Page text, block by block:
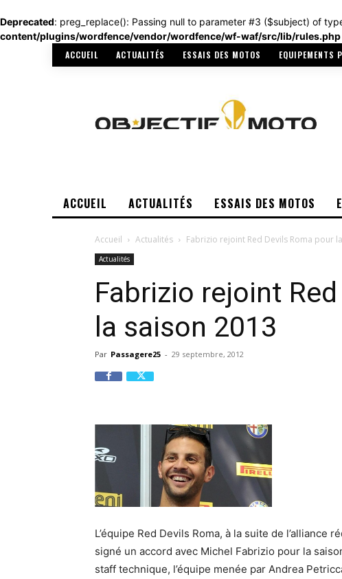
Deprecated: preg_replace(): Passing null to parameter #3 ($subject) of
content/plugins/wordfence/vendor/wordfence/wf-waf/src/lib/rules.php
ACCUEIL
ACTUALITÉS ESSAIS DES MOTOS EQUIPEMENTS
ACCUEIL ACTUALITÉS ESSAIS DES MOTOS
Accueil Actualités Fabrizio rejoint Red Devils Roma pour
Actualités
Fabrizio rejoint
la saison 2013
Par Passagere25 - 29 septembre, 2012
L’équipe Red Devils Roma, à la suite de
signé un accord avec Michel Fabrizio pour la
staff technique, l’équipe menée par Andrea